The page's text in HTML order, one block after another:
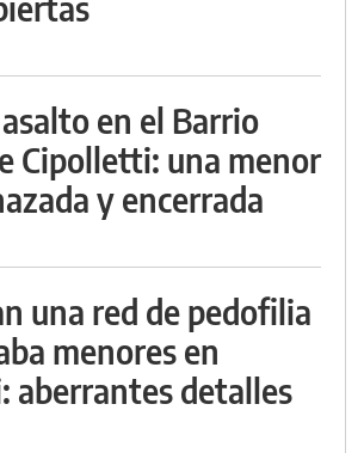
en el Barrio
Cipolletti: una menor
y encerrada
una red de pedofilia
menores en
aberrantes detalles